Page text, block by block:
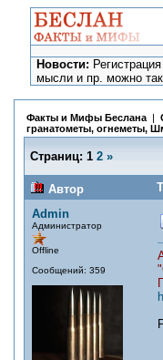
Новости:
мысли и пр. можно
Факты и Мифы Беслана |
гранатометы, огнеметы,
Страниц: 1 2 »
Автор
Admin
Администратор
Offline
Сообщений: 359